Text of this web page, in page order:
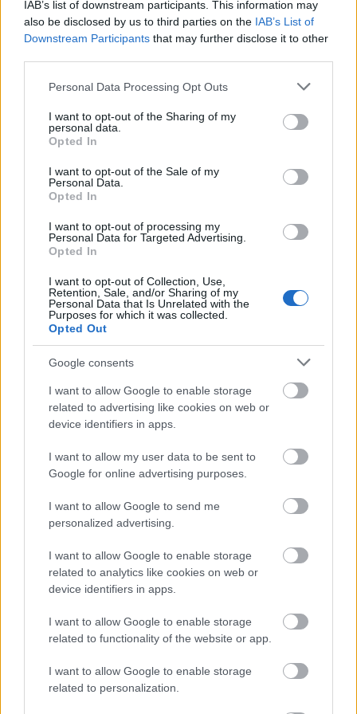
IAB’s list of downstream participants. This information may
also be disclosed by us to third parties on the IAB’s List of
Downstream Participants that may further disclose it to other
Please note that this website/app uses one or more Google
not limited to your visit or usage behaviour. You may click to
grant or deny consent to Google and its third-party tags to
use your data for below specified purposes in below Google
consent section.
Personal Data Processing Opt Outs
I want to opt-out of the Sharing of my
personal data.
Opted In
I want to opt-out of the Sale of my
Personal Data.
Opted In
I want to opt-out of processing my
Personal Data for Targeted Advertising.
Opted In
I want to opt-out of Collection, Use,
Retention, Sale, and/or Sharing of my
Personal Data that Is Unrelated with the
Purposes for which it was collected.
Opted Out
Google consents
I want to allow Google to enable storage
related to advertising like cookies on web or
device identifiers in apps.
I want to allow my user data to be sent to
Google for online advertising purposes.
I want to allow Google to send me
personalized advertising.
I want to allow Google to enable storage
related to analytics like cookies on web or
device identifiers in apps.
I want to allow Google to enable storage
related to functionality of the website or app.
I want to allow Google to enable storage
related to personalization.
A fenti kép nem a Kossuth téren készült, ez év
februárjának szökőnapján, amikor 78 fát és 480
négyzetméternyi cserjét irtottak ki hajnalban, ...
stradivari•2012. február 18.
(Az írásban szereplő madár nem azonos a képen
Kibírtam volna ásványvíz nélkül, de túl azon, hogy a
szomszédban fúrtak, egy ...